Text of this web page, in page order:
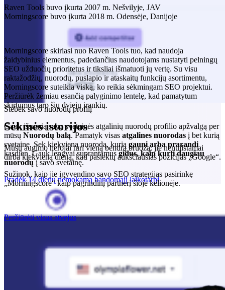
Stebėk savo nuorodų profilį
Gauk išsamią savo svetainės atgalinių nuorodų profilio apžvalgą per
mūsų Nuorodų balą. Pamatyk visas atgalines nuorodas į bet kurią
svetainę. Sek kiekvieną nuorodą, kurią gauni arba prarandi
kasdien. Gauk lengvai suprantamusgidus, kaip kurti daugiau
nuorodųį savo svetainę.
Pradėk 14 dienų nemokamą bandomąjį laikotarpį
Raven Tools buvo įkurta 2007 m. Nešvilyje, JAV
Morningscore buvo įkurta 2018 m. Odensėje, Danijoje
Morningscore skiriasi nuo Raven Tools tuo, kad naudoja
žaidybinius elementus, padedančius naudotojams nustatyti pelningų
SEO užduočių prioritetus ir tiksliai išmatuoti jų vertę. Su visu
raktažodžių, nuorodų, puslapio ir ataskaitų funkcijų asortimentu,
Morningscore suteikia viską, ko reikia sėkmingam SEO projektui.
Peržiūrėk žemiau esančią palyginimo lentelę, kad pamatytum
skirtumus tarp šių dviejų įrankių.
Sėkmės istorijos
Mūsų augimo herojai turi vieną bendrą bruožą: jie nenuilstamai
dirba kiekvieną dieną, kad pasiektų aukščiausias pozicijas „Google“.
Sužinok, kaip jie įgyvendino savo SEO strategijas pasirinkę
„Morningscore“ kaip pagrindinį partnerį šioje kelionėje.
Peržiūrėti visus atvejus